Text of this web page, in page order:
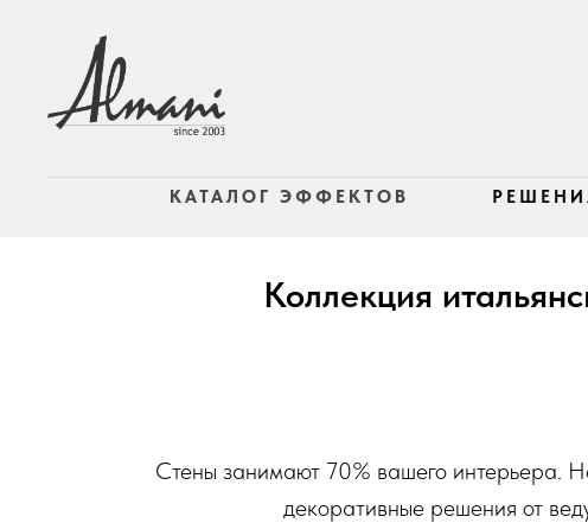
КАТАЛОГ ЭФФЕКТОВ
Коллекция
Стены занимают 70% вашего интерьера.
декоративные решения от